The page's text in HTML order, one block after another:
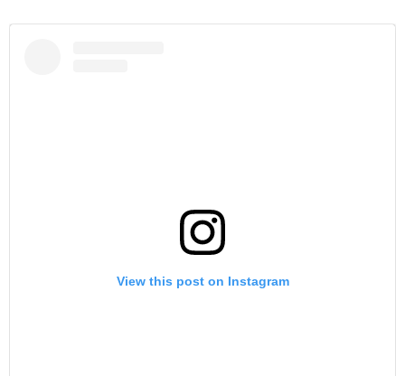
View this post on Instagram